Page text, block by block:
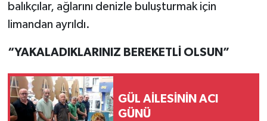
balıkçılar, ağlarını denizle buluşturmak için
limandan ayrıldı.
“YAKALADIKLARINIZ BEREKETLİ OLSUN”
GÜL AİLESİNİN ACI
GÜNÜ